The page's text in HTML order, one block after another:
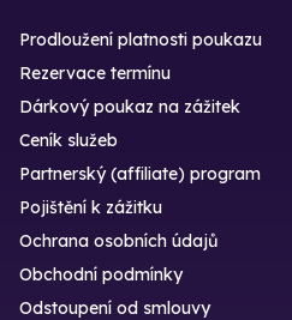
Prodloužení platnosti poukazu
Rezervace termínu
Dárkový poukaz na zážitek
Ceník služeb
Partnerský (affiliate) program
Pojištění k zážitku
Ochrana osobních údajů
Obchodní podmínky
Odstoupení od smlouvy